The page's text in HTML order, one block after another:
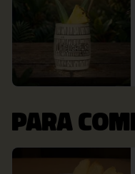
PARA